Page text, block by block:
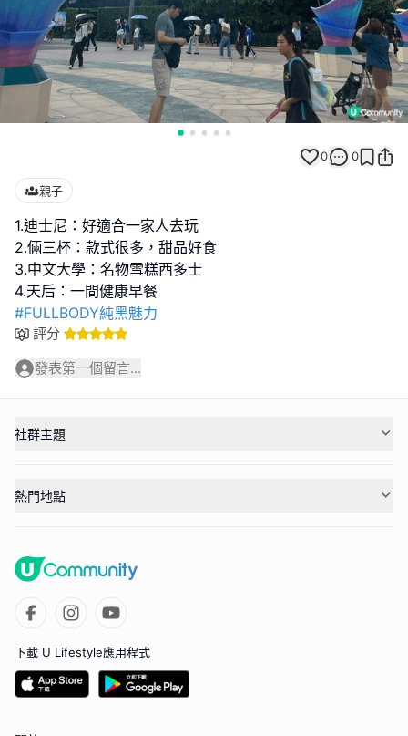
0 0
親子
1.迪士尼：好適合一家人去玩
2.倆三杯：款式很多，甜品好食
3.中文大學：名物雪糕西多士
#FULLBODY純黑魅力
評分
發表第一個留言...
社群主題
熱門地點
下載 U Lifestyle應用程式